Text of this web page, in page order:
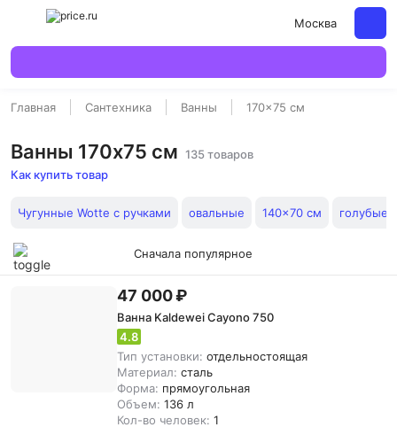
Москва
Главная Сантехника Ванны 170x75 см
Ванны 170x75 см 135 товаров
Как купить товар
Чугунные Wotte с ручками овальные 140x70 см голубые
Сначала популярное
47 000 ₽
Ванна Kaldewei Cayono 750
4.8
Тип установки: отдельностоящая
Материал: сталь
Форма: прямоугольная
Объем: 136 л
Кол-во человек: 1